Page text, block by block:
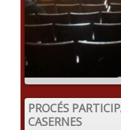
PROCÉS
CASERNES